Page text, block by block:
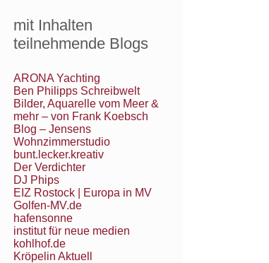
mit Inhalten
teilnehmende Blogs
ARONA Yachting
Ben Philipps Schreibwelt
Bilder, Aquarelle vom Meer &
mehr – von Frank Koebsch
Blog – Jensens
Wohnzimmerstudio
bunt.lecker.kreativ
Der Verdichter
DJ Phips
EIZ Rostock | Europa in MV
Golfen-MV.de
hafensonne
institut für neue medien
kohlhof.de
Kröpelin Aktuell